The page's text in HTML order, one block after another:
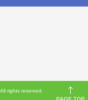
rights reserved.